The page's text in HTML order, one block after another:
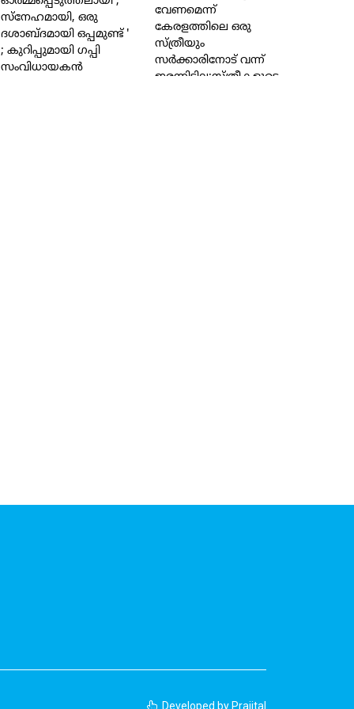
സ്നേഹമായി, ഒരു
ദശാബ്ദമായി ഒപ്പമുണ്ട് '
; കുറിപ്പുമായി ഗപ്പി
സംവിധായകന്‍
വേണമെന്ന്
കേരളത്തിലെ ഒരു
സ്ത്രീയും
സര്‍ക്കാരിനോട് വന്ന്
ഇരന്നിട്ടില്ല;സ്ത്രീകളുടെ
Developed by Prajital